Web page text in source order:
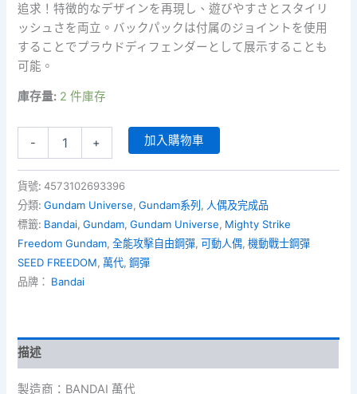
追求！特徴的なデザインを再現し、遊びやすさとスタイリ
ッシュさを両立。バックパックは付属のジョイントを使用
することでプラウドディフェンダーとして展示することも
可能。
庫存量: 2 件庫存
-
48
-
ZGMF/A-
262PD-
P
Mighty
Strike
能
攻
擊
自
+ 加入購物車
貨號:4573102693396
分類:Gundam Universe,Gundam系列 , 人偶及完成品
標籤: Bandai,Gundam,Gundam Universe, Mighty Strike
Freedom Gundam,全能攻擊自由鋼彈,可動人偶,機動戰士鋼彈
SEED FREEDOM,萬代,鋼彈
品牌： Bandai
描述
製造商：BANDAI 萬代